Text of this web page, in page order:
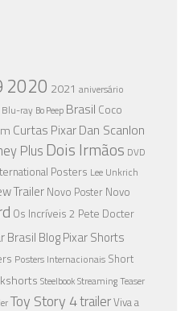
2020 2021 aniversário
Blu-ray Bo Peep Brasil Coco
Curtas PixarDan Scanlon
Plus Dois Irmãos DVD
Posters Lee Unkrich
Trailer Novo Poster Novo
Os Incríveis 2 Pete Docter
Brasil BlogPixar Shorts
Posters Internacionais Short
SteelbookStreamingTeaser
Toy Story 4trailerViva a